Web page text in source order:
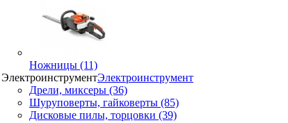
Ножницы (11)
ЭлектроинструментЭлектроинструмент
Дрели, миксеры (36)
Шуруповерты, гайковерты (85)
Дисковые пилы, торцовки (39)